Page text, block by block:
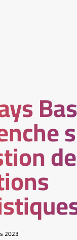
2023